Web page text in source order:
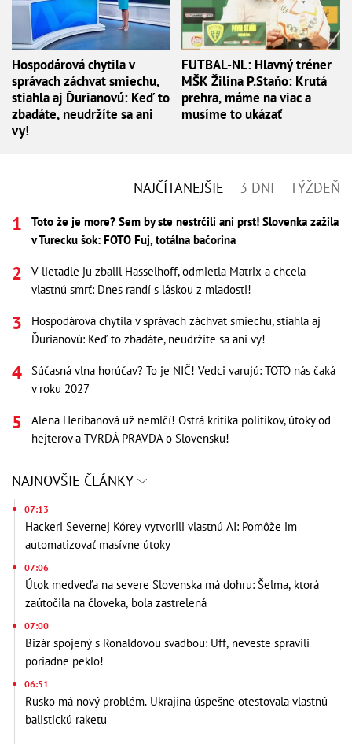
Hospodárová chytila v
správach záchvat smiechu,
stiahla aj Ďurianovú: Keď to
zbadáte, neudržíte sa ani
vy!
FUTBAL-NL: Hlavný tréner
MŠK Žilina P.Staňo: Krutá
prehra, máme na viac a
musíme to ukázať
NAJČÍTANEJŠIE 3 DNI TÝŽDEŇ
Toto že je more? Sem by ste nestrčili ani prst! Slovenka zažila
v Turecku šok: FOTO Fuj, totálna bačorina
V lietadle ju zbalil Hasselhoff, odmietla Matrix a chcela
vlastnú smrť: Dnes randí s láskou z mladosti!
Hospodárová chytila v správach záchvat smiechu, stiahla aj
Ďurianovú: Keď to zbadáte, neudržíte sa ani vy!
Súčasná vlna horúčav? To je NIČ! Vedci varujú: TOTO nás čaká
v roku 2027
Alena Heribanová už nemlčí! Ostrá kritika politikov, útoky od
hejterov a TVRDÁ PRAVDA o Slovensku!
NAJNOVŠIE ČLÁNKY
07:13
Hackeri Severnej Kórey vytvorili vlastnú AI: Pomôže im
automatizovať masívne útoky
07:06
Útok medveďa na severe Slovenska má dohru: Šelma, ktorá
zaútočila na človeka, bola zastrelená
07:00
Bizár spojený s Ronaldovou svadbou: Uff, neveste spravili
poriadne peklo!
06:51
Rusko má nový problém. Ukrajina úspešne otestovala vlastnú
balistickú raketu